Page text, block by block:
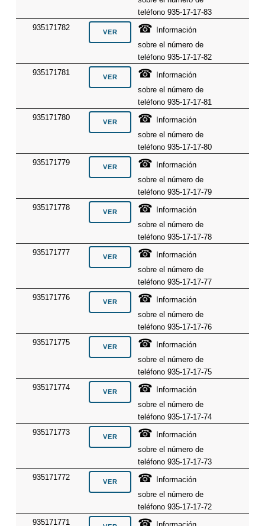
teléfono 935-17-17-83
935171782
☎
Información
sobre el número de
teléfono 935-17-17-82
935171781
☎
Información
sobre el número de
teléfono 935-17-17-81
935171780
☎
Información
sobre el número de
teléfono 935-17-17-80
935171779
☎
Información
sobre el número de
teléfono 935-17-17-79
935171778
☎
Información
sobre el número de
teléfono 935-17-17-78
935171777
☎
Información
sobre el número de
teléfono 935-17-17-77
935171776
☎
Información
sobre el número de
teléfono 935-17-17-76
935171775
☎
Información
sobre el número de
teléfono 935-17-17-75
935171774
☎
Información
sobre el número de
teléfono 935-17-17-74
935171773
☎
Información
sobre el número de
teléfono 935-17-17-73
935171772
☎
Información
sobre el número de
teléfono 935-17-17-72
935171771
☎